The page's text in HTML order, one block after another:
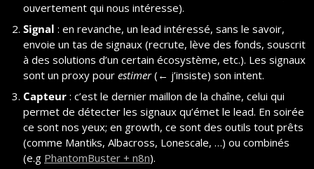
ouvertement qui nous intéresse).
Signal : en revanche, un lead intéressé, sans le savoir,
envoie un tas de signaux (recrute, lève des fonds, souscrit
à des solutions d’un certain écosystème, etc.). Les signaux
sont un proxy pour estimer (← j’insiste) son intent.
Capteur : c’est le dernier maillon de la chaîne, celui qui
permet de détecter les signaux qu’émet le lead. En soirée
ce sont nos yeux; en growth, ce sont des outils tout prêts
(comme Mantiks, Albacross, Lonescale, …) ou combinés
(e.g PhantomBuster + n8n).